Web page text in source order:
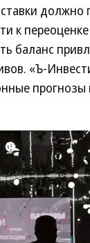
должно
к
баланс
«Ъ-
прогнозы